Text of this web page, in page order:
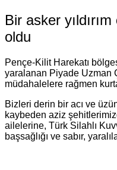
Bir asker
oldu
Pençe-Kilit Harekatı
yaralanan Piyade Uzman
müdahalelere rağmen
Bizleri derin bir acı ve
kaybeden aziz
ailelerine, Türk Silahlı
başsağlığı ve sabır,